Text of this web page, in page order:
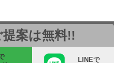
特定商取引法に基づく表示
案は無料!!
LINEで